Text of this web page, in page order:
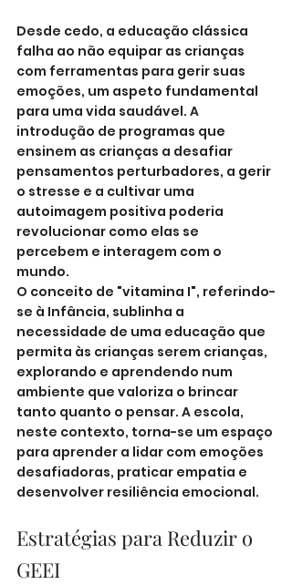
Desde cedo, a educação clássica
falha ao não equipar as crianças
com ferramentas para gerir suas
emoções, um aspeto fundamental
para uma vida saudável. A
introdução de programas que
ensinem as crianças a desafiar
pensamentos perturbadores, a gerir
o stresse e a cultivar uma
autoimagem positiva poderia
revolucionar como elas se
percebem e interagem com o
mundo.
O conceito de "vitamina I", referindo-
se à Infância, sublinha a
necessidade de uma educação que
permita às crianças serem crianças,
explorando e aprendendo num
ambiente que valoriza o brincar
tanto quanto o pensar. A escola,
neste contexto, torna-se um espaço
para aprender a lidar com emoções
desafiadoras, praticar empatia e
desenvolver resiliência emocional.
Estratégias para Reduzir o
GEEI